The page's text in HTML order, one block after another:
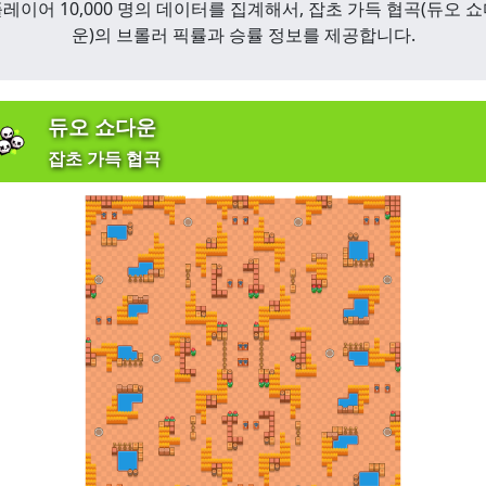
이어 10,000 명의 데이터를 집계해서, 잡초 가득 협곡(듀오
운)의 브롤러 픽률과 승률 정보를 제공합니다.
듀오 쇼다운
잡초 가득 협곡